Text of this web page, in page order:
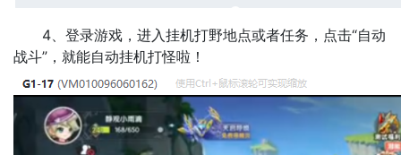
4、登录游戏，进入挂机打野地点或者任务，点击“自动
战斗”，就能自动挂机打怪啦！